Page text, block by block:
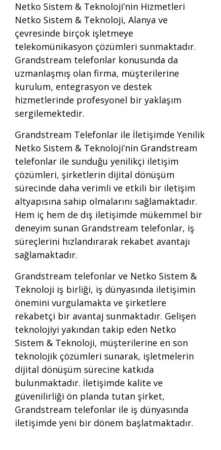
Netko Sistem & Teknoloji’nin Hizmetleri
Netko Sistem & Teknoloji, Alanya ve
çevresinde birçok işletmeye
telekomünikasyon çözümleri sunmaktadır.
Grandstream telefonlar konusunda da
uzmanlaşmış olan firma, müşterilerine
kurulum, entegrasyon ve destek
hizmetlerinde profesyonel bir yaklaşım
sergilemektedir.
Grandstream Telefonlar ile İletişimde Yenilik
Netko Sistem & Teknoloji’nin Grandstream
telefonlar ile sunduğu yenilikçi iletişim
çözümleri, şirketlerin dijital dönüşüm
sürecinde daha verimli ve etkili bir iletişim
altyapısına sahip olmalarını sağlamaktadır.
Hem iç hem de dış iletişimde mükemmel bir
deneyim sunan Grandstream telefonlar, iş
süreçlerini hızlandırarak rekabet avantajı
sağlamaktadır.
Grandstream telefonlar ve Netko Sistem &
Teknoloji iş birliği, iş dünyasında iletişimin
önemini vurgulamakta ve şirketlere
rekabetçi bir avantaj sunmaktadır. Gelişen
teknolojiyi yakından takip eden Netko
Sistem & Teknoloji, müşterilerine en son
teknolojik çözümleri sunarak, işletmelerin
dijital dönüşüm sürecine katkıda
bulunmaktadır. İletişimde kalite ve
güvenilirliği ön planda tutan şirket,
Grandstream telefonlar ile iş dünyasında
iletişimde yeni bir dönem başlatmaktadır.